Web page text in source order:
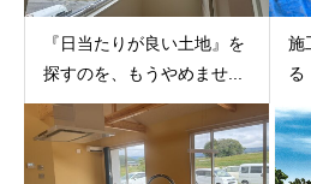
『日当たりが良い土地』を
探すのを、もうやめませ...
施
る